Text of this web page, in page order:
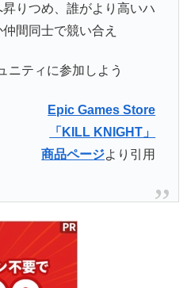
りつめ、誰がより高いハ
間同士で競い合え
ニティに参加しよう
Epic Games Store
「KILL KNIGHT」
商品ページより引用